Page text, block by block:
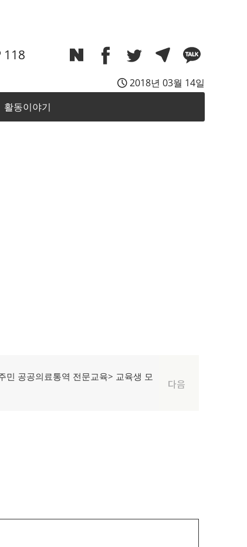
118
2018년 03월 14일
활동이야기
다음
민 공공의료통역 전문교육> 교육생 모